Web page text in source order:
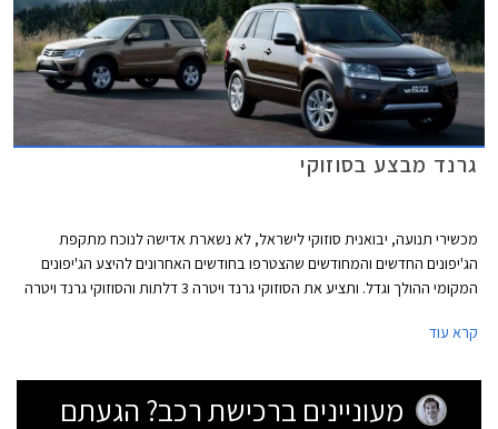
גרנד מבצע בסוזוקי
מכשירי תנועה, יבואנית סוזוקי לישראל, לא נשארת אדישה לנוכח מתקפת
הג'יפונים החדשים והמחודשים שהצטרפו בחודשים האחרונים להיצע הג'יפונים
המקומי ההולך וגדל. ותציע את הסוזוקי גרנד ויטרה 3 דלתות והסוזוקי גרנד ויטרה
קרא עוד
מעוניינים ברכישת רכב? הגעתם